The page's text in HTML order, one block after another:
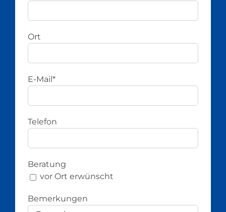
Ort
E-Mail*
Telefon
Beratung
vor Ort erwünscht
Bemerkungen